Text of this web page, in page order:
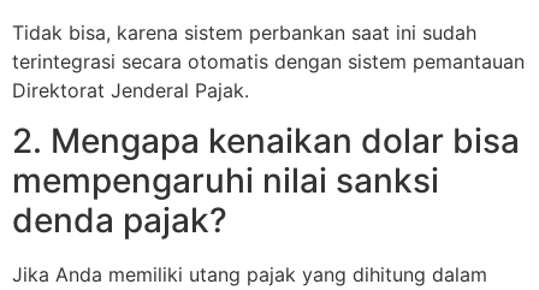
Tidak bisa, karena sistem perbankan saat ini sudah
terintegrasi secara otomatis dengan sistem pemantauan
Direktorat Jenderal Pajak.
2. Mengapa kenaikan dolar bisa
mempengaruhi nilai sanksi
denda pajak?
Jika Anda memiliki utang pajak yang dihitung dalam